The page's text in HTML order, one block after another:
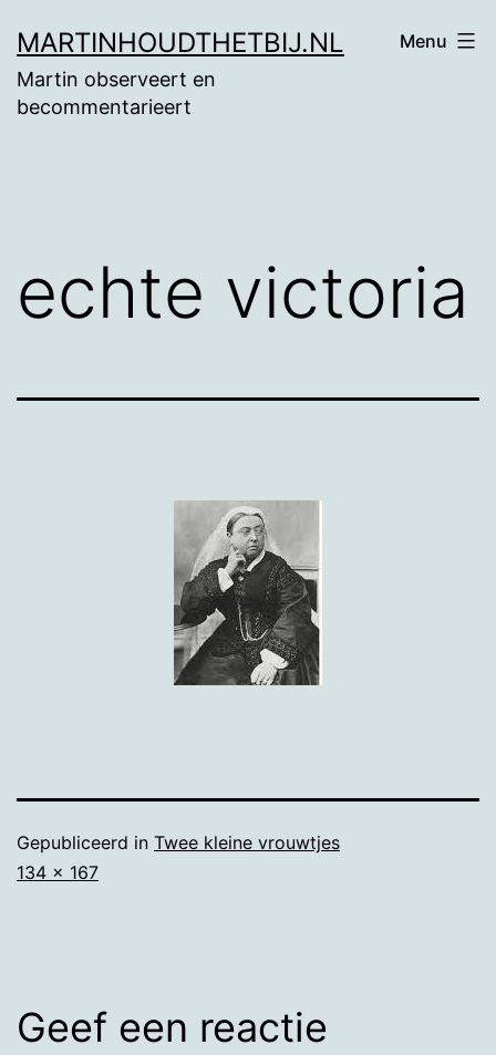
naar
de
MARTINHOUDTHETBIJ.NL
Martin observeert en
becommentarieert
Menu
echte victoria
Gepubliceerd in Twee kleine vrouwtjes
Volledige
134 × 167
Geef een reactie